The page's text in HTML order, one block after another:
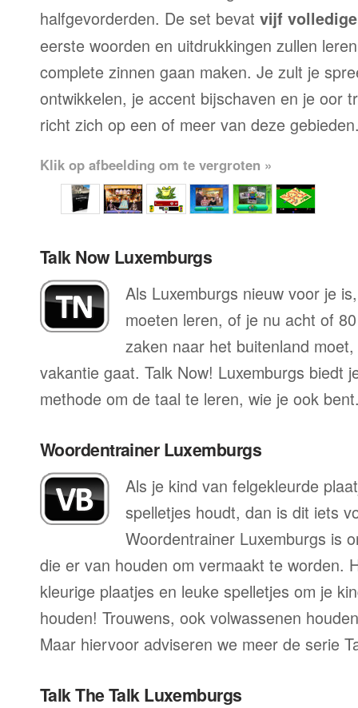
halfgevorderden. De set bevat vijf
eerste woorden en uitdrukkingen zullen
complete zinnen gaan maken. Je zult je
ontwikkelen, je accent bijschaven en je oor
richt zich op een of meer van deze
Klik op afbeelding om te vergroten »
Talk Now Luxemburgs
Als Luxemburgs nieuw voor je
moeten leren, of je nu acht of
zaken naar het buitenland
vakantie gaat. Talk Now! Luxemburgs biedt
methode om de taal te leren, wie je ook
Woordentrainer Luxemburgs
Als je kind van felgekleurde
spelletjes houdt, dan is dit iets
Woordentrainer Luxemburgs is
die er van houden om vermaakt te worden.
kleurige plaatjes en leuke spelletjes om je
houden! Trouwens, ook volwassenen
Maar hiervoor adviseren we meer de serie
Talk The Talk Luxemburgs